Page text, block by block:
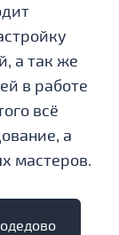
а так же
в работе
всё
а
мастеров.